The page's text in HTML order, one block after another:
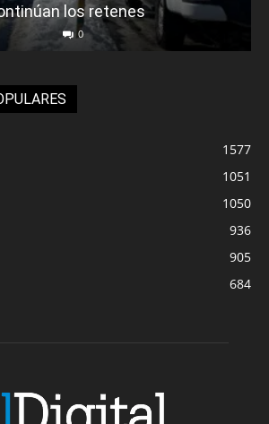
los retenes
0
1577
1051
1050
936
905
684